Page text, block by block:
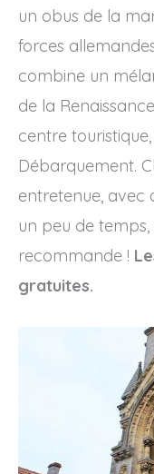
un obus de la
forces
combine un
de la
centre
Débarquement.
entretenue, avec
un peu de temps,
recommande !
gratuites.